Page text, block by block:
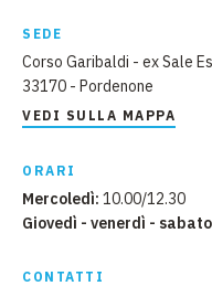
SEDE
Corso Garibaldi - ex Sale
33170 - Pordenone
VEDI SULLA MAPPA
ORARI
Mercoledì: 10.00/12.30
Giovedì - venerdì -
CONTATTI